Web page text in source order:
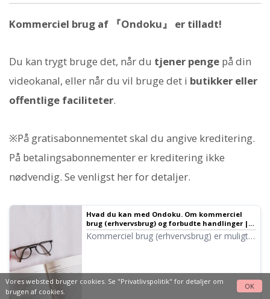
Kommerciel brug af 『Ondoku』 er tilladt!
Du kan trygt bruge det, når du tjener penge på din
videokanal, eller når du vil bruge det i butikker eller
offentlige faciliteter.
※På gratisabonnementet skal du angive kreditering.
På betalingsabonnementer er kreditering ikke
nødvendig. Se venligst her for detaljer.
Hvad du kan med Ondoku. Om kommerciel
brug (erhvervsbrug) og forbudte handlinger |
Tekst-til-tale-software Ondoku
Kommerciel brug (erhvervsbrug) er muligt
uanset om det er for enkeltpersoner eller
virksomheder, betragtes som kommerciel
Vores websted bruger cookies. Se "Privatlivspolitik" for detaljer om
brugen af cookies.
OK